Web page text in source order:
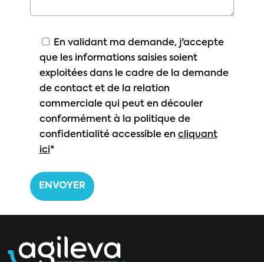
En validant ma demande, j'accepte
que les informations saisies soient
exploitées dans le cadre de la demande
de contact et de la relation
commerciale qui peut en découler
conformément à la politique de
confidentialité accessible en cliquant
ici*